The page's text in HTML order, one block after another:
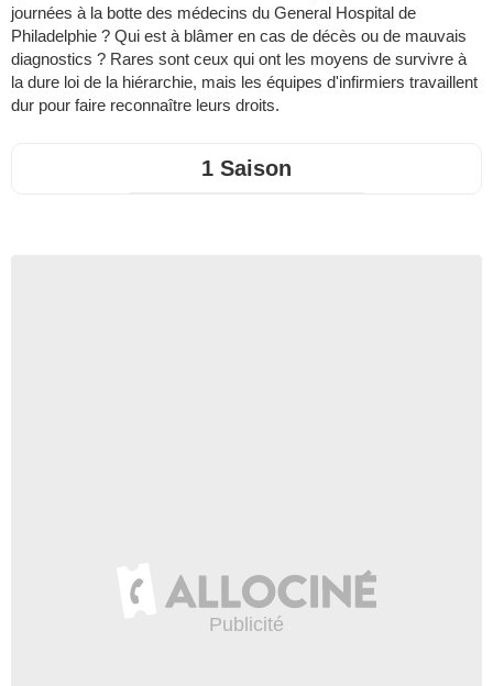
journées à la botte des médecins du General Hospital de
Philadelphie ? Qui est à blâmer en cas de décès ou de mauvais
diagnostics ? Rares sont ceux qui ont les moyens de survivre à
la dure loi de la hiérarchie, mais les équipes d'infirmiers travaillent
dur pour faire reconnaître leurs droits.
1 Saison